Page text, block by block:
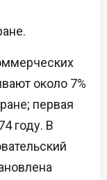
около 7%
первая
году. В